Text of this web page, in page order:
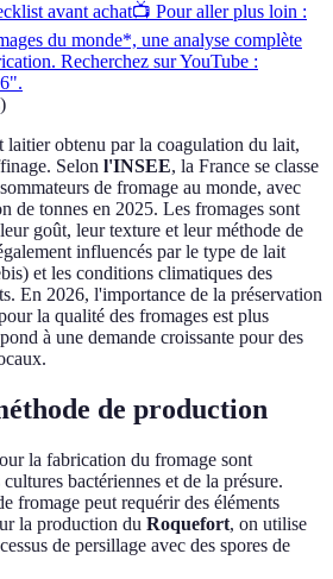
avant achat📺 Pour aller plus loin :
du monde*, une analyse complète
Recherchez sur YouTube :
)
laitier obtenu par la coagulation du lait,
Selon l'INSEE, la France se classe
de fromage au monde, avec
de tonnes en 2025. Les fromages sont
goût, leur texture et leur méthode de
influencés par le type de lait
et les conditions climatiques des
En 2026, l'importance de la préservation
la qualité des fromages est plus
à une demande croissante pour des
de production
la fabrication du fromage sont
bactériennes et de la présure.
fromage peut requérir des éléments
la production du Roquefort, on utilise
de persillage avec des spores de